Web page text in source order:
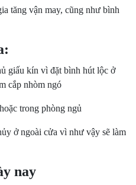
tăng vận may, cũng như bình
giấu kín vì đặt bình hút lộc ở
cắp nhòm ngó
trong phòng ngủ
ở ngoài cửa vì như vậy sẽ làm
nay